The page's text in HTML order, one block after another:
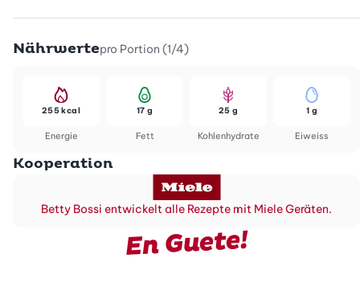
Nährwertepro Portion (1/4)
Energie
255 kcal
Fett
17 g
Kohlenhydrate
25 g
Eiweiss
1 g
Kooperation
Betty Bossi entwickelt alle Rezepte mit Miele Geräten.
En Guete!